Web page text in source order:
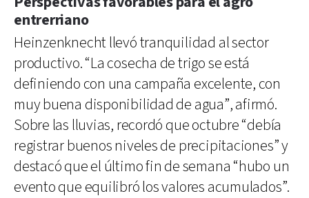
entrerriano
Heinzenknecht llevó tranquilidad al sector
productivo. “La cosecha de trigo se está
definiendo con una campaña excelente, con
muy buena disponibilidad de agua”, afirmó.
Sobre las lluvias, recordó que octubre “debía
registrar buenos niveles de precipitaciones” y
destacó que el último fin de semana “hubo un
evento que equilibró los valores acumulados”.